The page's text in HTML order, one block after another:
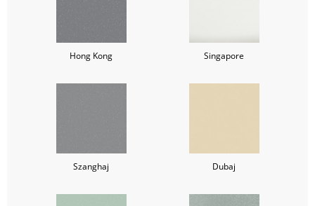
Hong Kong Singapore
Szanghaj Dubaj